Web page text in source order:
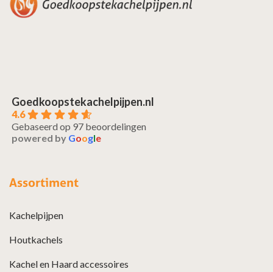
Goedkoopstekachelpijpen.nl
4.6
Gebaseerd op 97 beoordelingen
powered by Google
Assortiment
Kachelpijpen
Houtkachels
Kachel en Haard accessoires